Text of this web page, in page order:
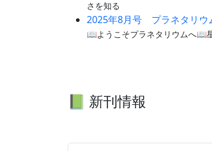
さを知る
2025年8月号 プラネタリウ
📖ようこそプラネタリウムへ📖
📗 新刊情報